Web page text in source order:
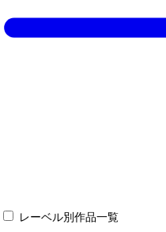
レーベル別作品一覧